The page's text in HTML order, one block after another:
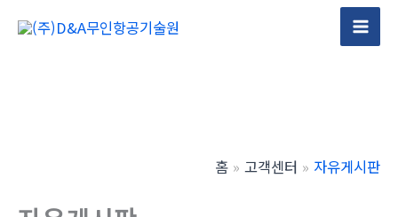
Main
홈 고객센터 자유게시판